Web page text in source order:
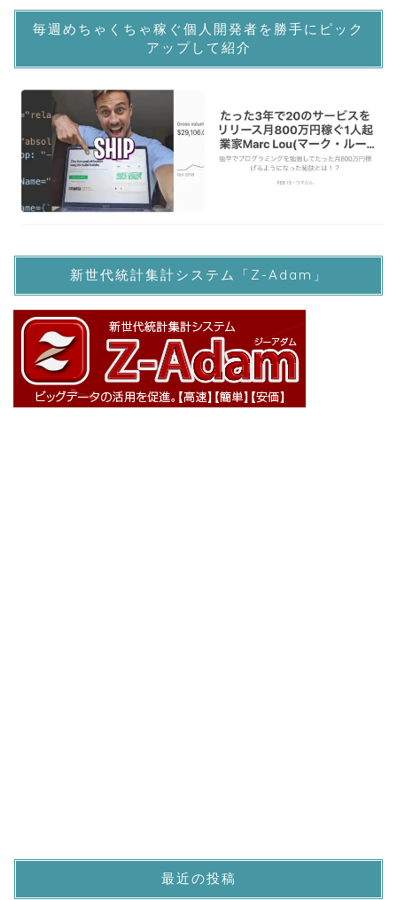
毎週めちゃくちゃ稼ぐ個人開発者を勝手にピック
アップして紹介
新世代統計集計システム「Z-Adam」
最近の投稿